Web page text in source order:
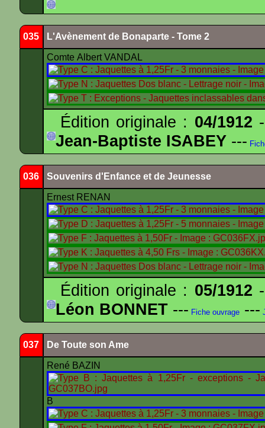
035 L'Avènement de Bonaparte - Tome 2
Comte Albert VANDAL
Édition originale : 04/1912
Jean-Baptiste ISABEY ---
036 Souvenirs d'Enfance et de Jeunesse
Ernest RENAN
Édition originale : 05/1912
Léon BONNET --- Fiche ouvrage ---
037 De Toute son Ame
René BAZIN
B